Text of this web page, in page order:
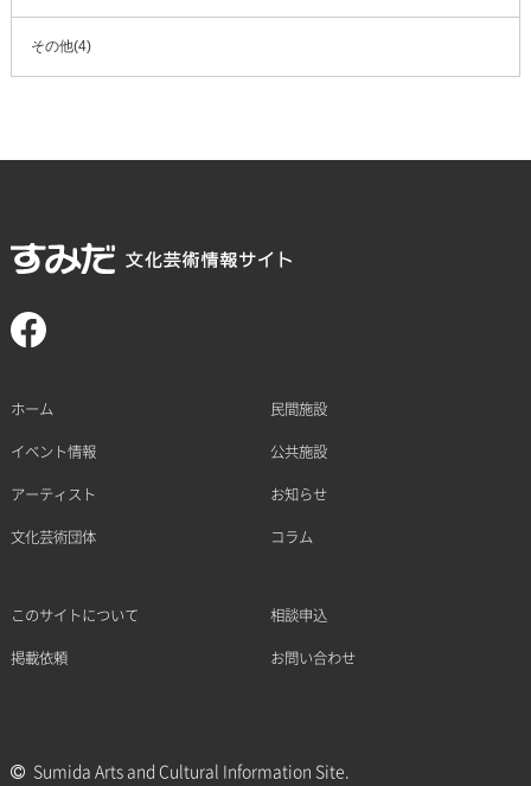
その他(4)
ホーム
イベント情報
アーティスト
文化芸術団体
民間施設
公共施設
お知らせ
コラム
このサイトについて
掲載依頼
相談申込
お問い合わせ
Sumida Arts and Cultural Information Site.